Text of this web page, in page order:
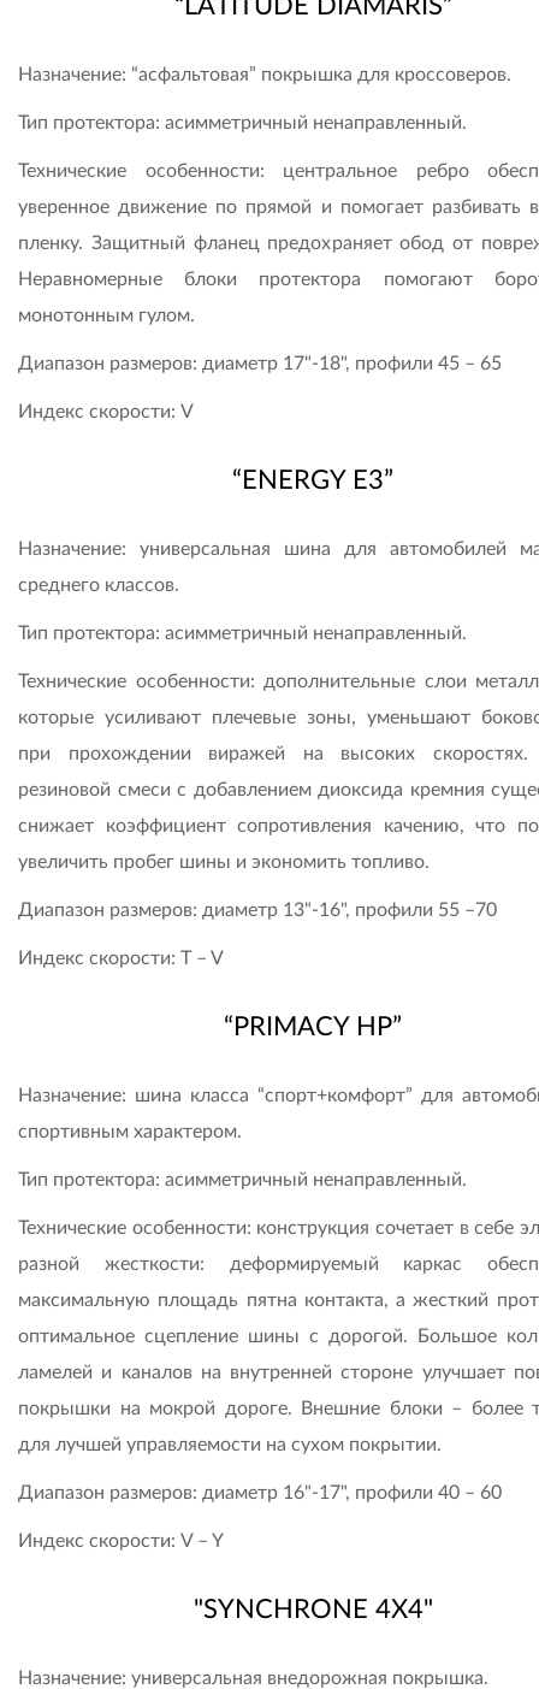
“LATITUDE DIAMARIS”
Назначение: “асфальтовая” покрышка для кроссоверов.
Тип протектора: асимметричный ненаправленный.
Технические особенности: центральное ребро
уверенное движение по прямой и помогает разбивать
пленку. Защитный фланец предохраняет обод от
Неравномерные блоки протектора помогают
монотонным гулом.
Диапазон размеров: диаметр 17"-18", профили 45 – 65
Индекс скорости: V
“ENERGY E3”
Назначение: универсальная шина для автомобилей
среднего классов.
Тип протектора: асимметричный ненаправленный.
Технические особенности: дополнительные слои
которые усиливают плечевые зоны, уменьшают
при прохождении виражей на высоких скоростях.
резиновой смеси с добавлением диоксида кремния
снижает коэффициент сопротивления качению, что
увеличить пробег шины и экономить топливо.
Диапазон размеров: диаметр 13"-16", профили 55 –70
Индекс скорости: T – V
“PRIMACY HP”
Назначение: шина класса “спорт+комфорт” для
спортивным характером.
Тип протектора: асимметричный ненаправленный.
Технические особенности: конструкция сочетает в себе
разной жесткости: деформируемый каркас
максимальную площадь пятна контакта, а жесткий
оптимальное сцепление шины с дорогой. Большое
ламелей и каналов на внутренней стороне улучшает
покрышки на мокрой дороге. Внешние блоки – более
для лучшей управляемости на сухом покрытии.
Диапазон размеров: диаметр 16"-17", профили 40 – 60
Индекс скорости: V – Y
"SYNCHRONE 4Х4"
Назначение: универсальная внедорожная покрышка.